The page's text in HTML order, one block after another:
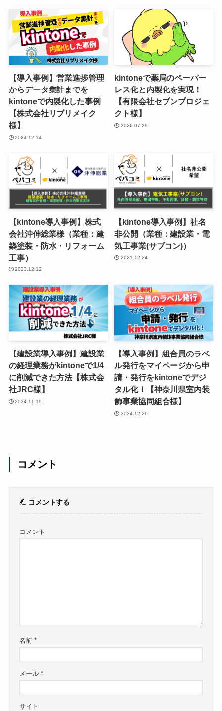
【導入事例】営業進捗管理
からデータ集計までを
kintoneで内製化した事例
【株式会社リブリメイク
様】
2024.12.14
kintoneで薬局のペーパー
レス化と内製化を実現！
【有限会社セブンプロジェ
クト様】
2026.07.29
【kintone導入事例】株式
会社沖伸総業様（業種：建
築塗装・防水・リフォーム
工事）
2023.12.12
【kintone導入事例】社名
非公開（業種：建設業・電
気工事業(サブコン)）
2021.12.24
【建設業導入事例】建設業
の経理業務がkintoneで1/4
に削減できた方法【株式会
社JRC様】
2024.11.19
【導入事例】組合員のラベ
ル発行をマイページから申
請・発行をkintoneでデジ
タル化！【神奈川県室内装
飾事業協同組合様】
2024.12.26
コメント
コメントする
コメント
名前 *
メール *
サイト